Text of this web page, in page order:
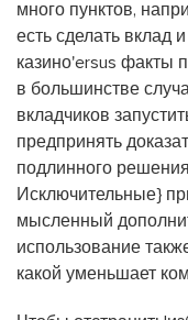
много пунктов,
есть сделать вклад
казино'ersus факты
в большинстве
вкладчиков
предпринять
подлинного
Исключительные}
мысленный
использование
какой уменьшает